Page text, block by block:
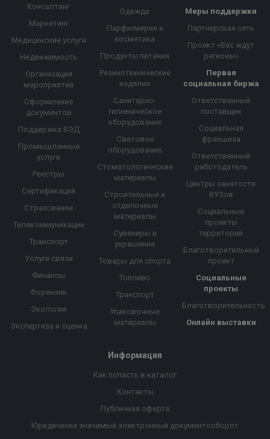
Консалтинг
Маркетинг
Медицинские услуги
Недвижимость
Организация
мероприятий
Оформление
документов
Поддержка ВЭД
Промышленные
услуги
Реестры
Сертификация
Страхование
Телекоммуникации
Транспорт
Услуги связи
Финансы
Форензик
Экология
Экспертиза и оценка
Одежда
Парфюмерия и
косметика
Продукты питания
Резинотехнические
изделия
Санитарно-
гигиеническое
оборудование
Световое
оборудование
Стоматологические
материалы
Строительные и
отделочные
материалы
Сувениры и
украшения
Товары для спорта
Топливо
Транспорт
Упаковочные
материалы
Меры поддержки
Партнерская сеть
Проект «Вас ждут
регионы»
Первая
социальная биржа
Ответственный
поставщик
Социальная
франшиза
Ответственный
работодатель
Центры занятости
ВУЗов
Социальные
проекты
территорий
Благотворительный
проект
Социальные
проекты
Благотворительность
Онлайн выставки
Информация
Как попасть в каталог
Контакты
Публичная оферта
Юридически значимый электронный документооборот